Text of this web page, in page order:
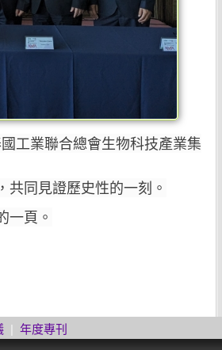
工業聯合總會生物科技產業集
同見證歷史性的一刻。
一頁。
| 年度專刊